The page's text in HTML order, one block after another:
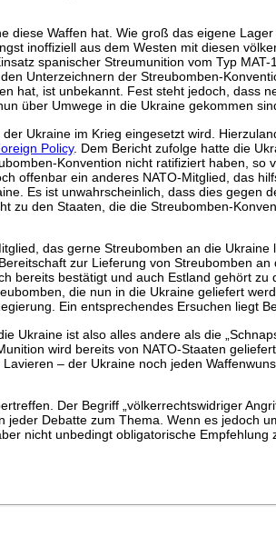
diese Waffen hat. Wie groß das eigene
inoffiziell aus dem Westen mit diesen
spanischer Streumunition vom Typ
Unterzeichnern der Streubomben-
hat, ist unbekannt. Fest steht jedoch, dass
über Umwege in die Ukraine gekommen
Ukraine im Krieg eingesetzt wird.
Policy. Dem Bericht zufolge hatte die
Konvention nicht ratifiziert haben,
offenbar ein anderes NATO-Mitglied, das
Es ist unwahrscheinlich, dass dies gegen
zu den Staaten, die die Streubomben-
das gerne Streubomben an die
zur Lieferung von Streubomben
bereits bestätigt und auch Estland gehört
die nun in die Ukraine geliefert
Ein entsprechendes Ersuchen liegt
Ukraine ist also alles andere als die
wird bereits von NATO-Staaten
– der Ukraine noch jeden
Der Begriff „völkerrechtswidriger
Debatte zum Thema. Wenn es jedoch
nicht unbedingt obligatorische Empfehlung